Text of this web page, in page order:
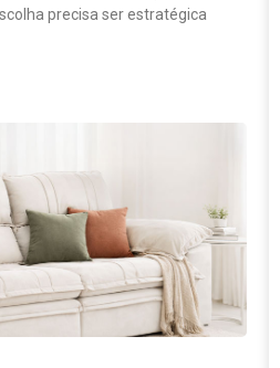
precisa ser estratégica